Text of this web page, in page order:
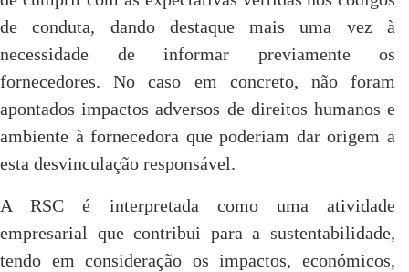
de conduta, dando destaque mais uma vez à
necessidade de informar previamente os
fornecedores. No caso em concreto, não foram
apontados impactos adversos de direitos humanos e
ambiente à fornecedora que poderiam dar origem a
esta desvinculação responsável.
A RSC é interpretada como uma atividade
empresarial que contribui para a sustentabilidade,
tendo em consideração os impactos, económicos,